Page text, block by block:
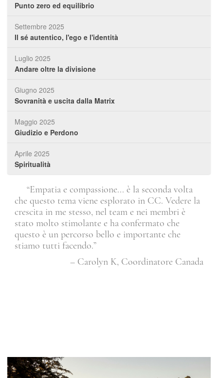
Punto zero ed equilibrio
Settembre 2025
Il sé autentico, l'ego e l'identità
Luglio 2025
Andare oltre la divisione
Giugno 2025
Sovranità e uscita dalla Matrix
Maggio 2025
Giudizio e Perdono
Aprile 2025
Spiritualità
“Empatia e compassione... è la seconda volta
che questo tema viene esplorato in CC. Vedere la
crescita in me stesso, nel team e nei membri è
stato molto stimolante e ha confermato che
questo è un percorso bello e importante che
stiamo tutti facendo.”
– Carolyn K, Coordinatore Canada